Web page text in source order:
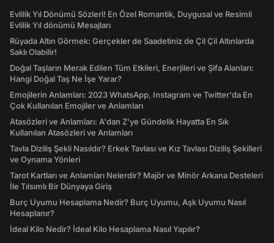
Evlilik Yıl Dönümü Sözleri! En Özel Romantik, Duygusal ve Resimli
Evlilik Yıl dönümü Mesajları
Rüyada Altın Görmek: Gerçekler de Saadetiniz de Çil Çil Altınlarda
Saklı Olabilir!
Doğal Taşların Merak Edilen Tüm Etkileri, Enerjileri ve Şifa Alanları:
Hangi Doğal Taş Ne İşe Yarar?
Emojilerin Anlamları: 2023 WhatsApp, Instagram ve Twitter'da En
Çok Kullanılan Emojiler ve Anlamları
Atasözleri ve Anlamları: A'dan Z'ye Gündelik Hayatta En Sık
Kullanılan Atasözleri ve Anlamları
Tavla Diziliş Şekli Nasıldır? Erkek Tavlası ve Kız Tavlası Diziliş Şekilleri
ve Oynama Yönleri
Tarot Kartları ve Anlamları Nelerdir? Majör ve Minör Arkana Desteleri
İle Tılsımlı Bir Dünyaya Giriş
Burç Uyumu Hesaplama Nedir? Burç Uyumu, Aşk Uyumu Nasıl
Hesaplanır?
İdeal Kilo Nedir? İdeal Kilo Hesaplama Nasıl Yapılır?